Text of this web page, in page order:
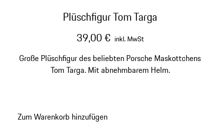
Plüschfigur Tom Targa
39,00 € inkl. MwSt
Große Plüschfigur des beliebten Porsche Maskottchens
Tom Targa. Mit abnehmbarem Helm.
Zum Warenkorb hinzufügen